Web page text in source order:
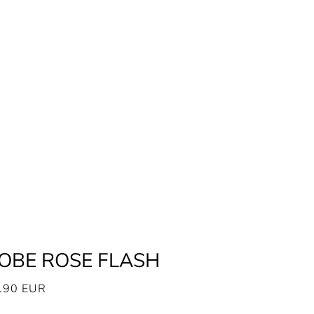
ROSE FLASH
EUR